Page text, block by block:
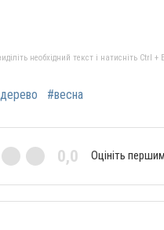
необхідний текст і натисніть Ctrl
#весна
0,0 Оцініть першим